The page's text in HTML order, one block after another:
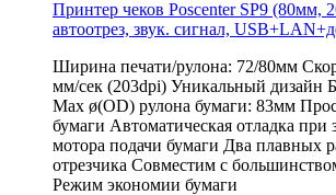
Принтер чеков Poscenter SP9 (80мм,
автоотрез, звук. сигнал,
Ширина печати/рулона: 72/80мм
мм/сек (203dpi) Уникальный дизайн
Мах ø(OD) рулона бумаги: 83мм
бумаги Автоматическая отладка при
мотора подачи бумаги Два плавных
отрезчика Совместим с
Режим экономии бумаги